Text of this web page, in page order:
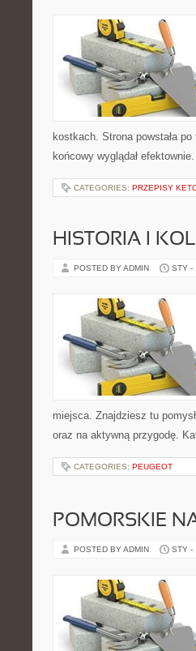
kostkach. Strona powstała
końcowy wyglądał
CATEGORIES: PRZEPISY
HISTORIA I
POSTED BY ADMIN STY -
miejsca. Znajdziesz tu
oraz na aktywną przygodę.
CATEGORIES: PEUGEOT
POMORSKIE
POSTED BY ADMIN STY -